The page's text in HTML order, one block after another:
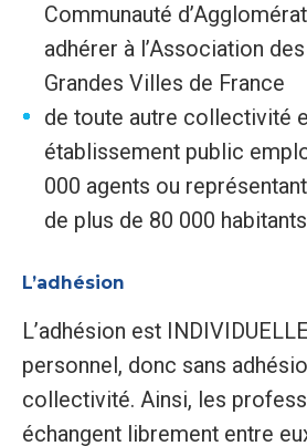
Communauté
adhérer à l’Association
Grandes Villes de France
de toute autre collectivité
établissement public
000 agents ou
de plus de 80 000 habitants
L’adhésion
L’adhésion est
personnel, donc sans
collectivité. Ainsi, les
échangent librement entre